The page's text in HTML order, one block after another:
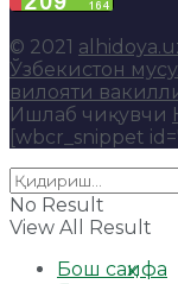
© 2021
Ўзбекистон
вилояти
Ишлаб чиқувчи
[wbcr_snippet
No Result
View All Result
Бош саҳифа